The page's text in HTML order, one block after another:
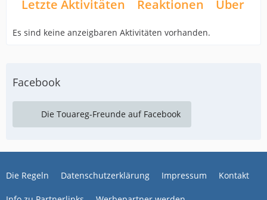
Letzte Aktivitäten Reaktionen Über
Es sind keine anzeigbaren Aktivitäten vorhanden.
Facebook
Die Touareg-Freunde auf Facebook
Die Regeln Datenschutzerklärung Impressum Kontakt